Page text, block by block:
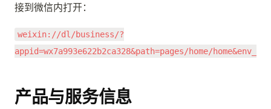
接到微信内打开：
weixin://dl/business/?
appid=wx7a993e622b2ca328&path=pages/home/
产品与服务信息